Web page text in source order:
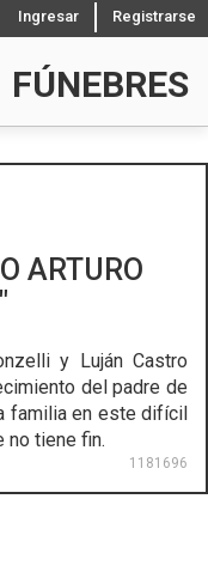
Ingresar Registrarse
FÚNEBRES
ARTURO
y Luján Castro
del padre de
familia en este difícil
no tiene fin.
1181696